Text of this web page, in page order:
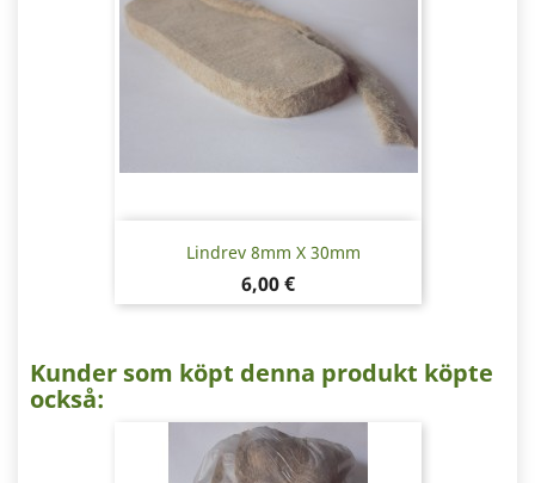
Lindrev 8mm X 30mm
Pris
6,00 €
Kunder som köpt denna produkt köpte
också: